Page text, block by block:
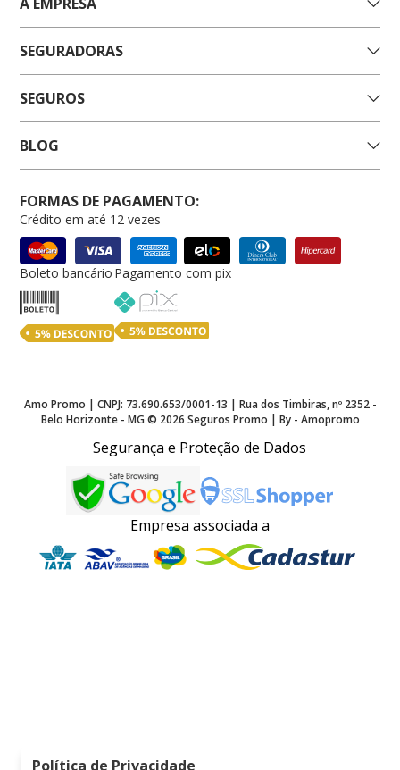
Política de Privacidade
SEGURADORAS
SEGUROS
BLOG
FORMAS DE PAGAMENTO:
Crédito em até 12 vezes
Boleto bancário Pagamento com pix
Amo Promo | CNPJ: 73.690.653/0001-13 | Rua dos Timbiras, nº 2352 -
Belo Horizonte - MG © 2026 Seguros Promo | By - Amopromo
Segurança e Proteção de Dados
Empresa associada a